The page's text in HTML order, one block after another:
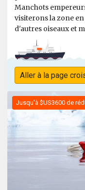
Manchots
visiterons la zone
d'autres oiseaux et
Aller à la page
Jusqu'à $US3600 de